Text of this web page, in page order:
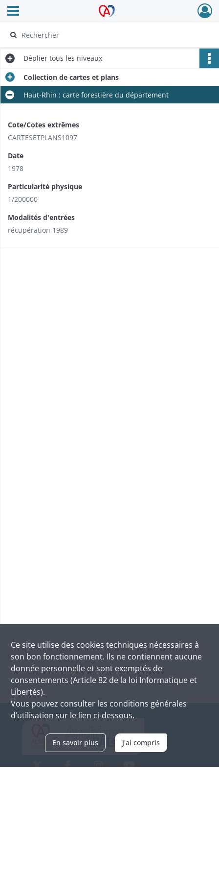
Archives Alsace - Colmar
Ouvrir le menu déroulant
Déplier tous les niveaux
Collection de cartes et plans
Haut-Rhin : carte forestière du département
Cote/Cotes extrêmes
CARTESETPLANS1097
Date
1978
Particularité physique
1/200000
Modalités d'entrées
récupération 1989
Ce site utilise des cookies techniques nécessaires à
son bon fonctionnement. Ils ne contiennent aucune
donnée personnelle et sont exemptés de
consentements (Article 82 de la loi Informatique et
Libertés).
Vous pouvez consulter les conditions générales
d’utilisation sur le lien ci-dessous.
En savoir plus J'ai compris